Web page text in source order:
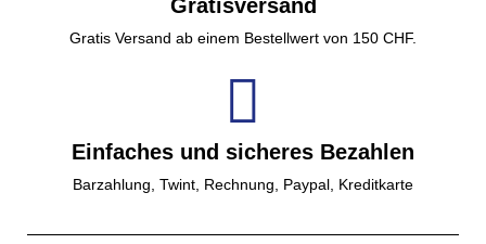
Gratisversand
Gratis Versand ab einem Bestellwert von 150 CHF.
Einfaches und sicheres Bezahlen
Barzahlung, Twint, Rechnung, Paypal, Kreditkarte